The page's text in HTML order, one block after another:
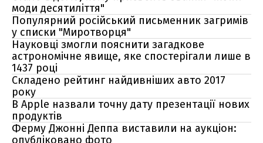
моди десятиліття"
Популярний російський письменник загримів
у списки "Миротворця"
Науковці змогли пояснити загадкове
астрономічне явище, яке спостерігали лише в
1437 році
Складено рейтинг найдивніших авто 2017
року
В Apple назвали точну дату презентації нових
продуктів
Ферму Джонні Деппа виставили на аукціон:
опубліковано фото